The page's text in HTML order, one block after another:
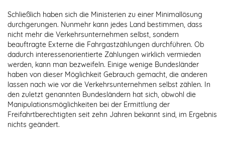
Schließlich haben sich die Ministerien zu einer Minimallösung
durchgerungen. Nunmehr kann jedes Land bestimmen, dass
nicht mehr die Verkehrsunternehmen selbst, sondern
beauftragte Externe die Fahrgastzählungen durchführen. Ob
dadurch interessenorientierte Zählungen wirklich vermieden
werden, kann man bezweifeln. Einige wenige Bundesländer
haben von dieser Möglichkeit Gebrauch gemacht, die anderen
lassen nach wie vor die Verkehrsunternehmen selbst zählen. In
den zuletzt genannten Bundesländern hat sich, obwohl die
Manipulationsmöglichkeiten bei der Ermittlung der
Freifahrtberechtigten seit zehn Jahren bekannt sind, im Ergebnis
nichts geändert.